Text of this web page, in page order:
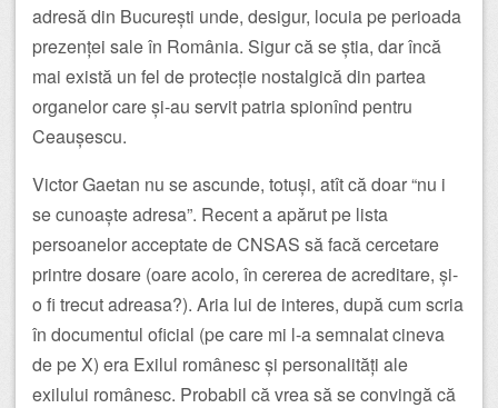
adresă din București unde, desigur, locuia pe perioada
prezenței sale în România. Sigur că se știa, dar încă
mai există un fel de protecție nostalgică din partea
organelor care și-au servit patria spionînd pentru
Ceaușescu.
Victor Gaetan nu se ascunde, totuși, atît că doar “nu i
se cunoaște adresa”. Recent a apărut pe lista
persoanelor acceptate de CNSAS să facă cercetare
printre dosare (oare acolo, în cererea de acreditare, și-
o fi trecut adreasa?). Aria lui de interes, după cum scria
în documentul oficial (pe care mi l-a semnalat cineva
de pe X) era Exilul românesc și personalități ale
exilului românesc. Probabil că vrea să se convingă că